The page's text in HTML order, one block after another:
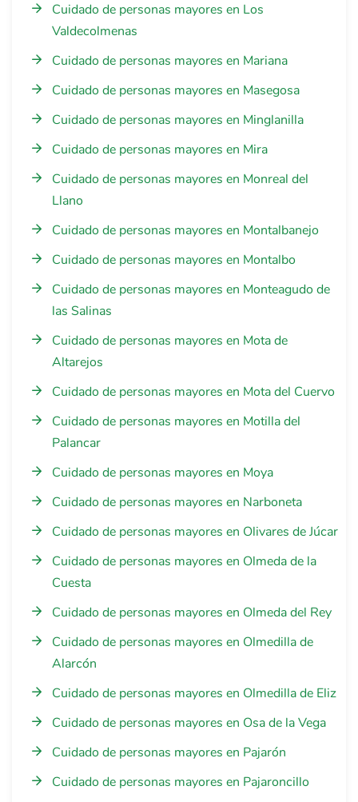
Cuidado de personas mayores en Los
Valdecolmenas
Cuidado de personas mayores en Mariana
Cuidado de personas mayores en Masegosa
Cuidado de personas mayores en Minglanilla
Cuidado de personas mayores en Mira
Cuidado de personas mayores en Monreal del
Llano
Cuidado de personas mayores en Montalbanejo
Cuidado de personas mayores en Montalbo
Cuidado de personas mayores en Monteagudo de
las Salinas
Cuidado de personas mayores en Mota de
Altarejos
Cuidado de personas mayores en Mota del Cuervo
Cuidado de personas mayores en Motilla del
Palancar
Cuidado de personas mayores en Moya
Cuidado de personas mayores en Narboneta
Cuidado de personas mayores en Olivares de Júcar
Cuidado de personas mayores en Olmeda de la
Cuesta
Cuidado de personas mayores en Olmeda del Rey
Cuidado de personas mayores en Olmedilla de
Alarcón
Cuidado de personas mayores en Olmedilla de Eliz
Cuidado de personas mayores en Osa de la Vega
Cuidado de personas mayores en Pajarón
Cuidado de personas mayores en Pajaroncillo